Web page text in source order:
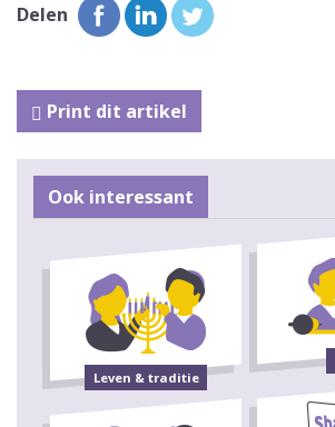
Delen
Print dit artikel
Ook interessant
Leven & traditie